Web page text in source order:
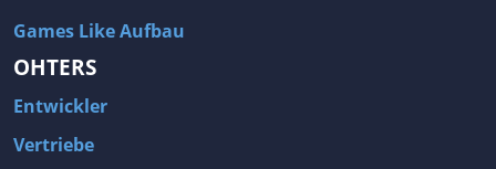
Games Like Aufbau
OHTERS
Entwickler
Vertriebe